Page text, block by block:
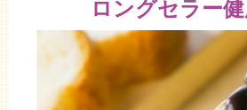
ロングセラー